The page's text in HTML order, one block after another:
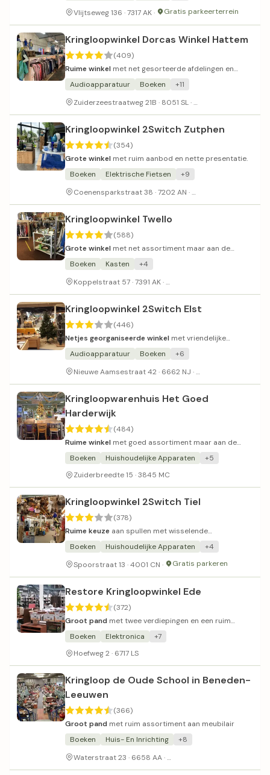
Vlijtseweg 136 · 7317 AK ·
Gratis parkeerterrein
Kringloopwinkel Dorcas Winkel Hattem
(409)
Ruime winkel met net gesorteerde afdelingen en
vriendelijk personeel.
Audioapparatuur Boeken
+11
Zuiderzeestraatweg 21B · 8051 SL ·
Kringloopwinkel 2Switch Zutphen
(354)
Grote winkel met ruim aanbod en nette presentatie.
Boeken
Elektrische Fietsen
+9
Coenensparkstraat 38 · 7202 AN ·
Kringloopwinkel Twello
(588)
Grote winkel met net assortiment maar aan de
prijzige kant.
Boeken Kasten
+4
Koppelstraat 57 · 7391 AK ·
Kringloopwinkel 2Switch Elst
(446)
Netjes georganiseerde winkel met vriendelijke
medewerkers.
Audioapparatuur Boeken
+6
Nieuwe Aamsestraat 42 · 6662 NJ ·
Kringloopwarenhuis Het Goed
Harderwijk
(484)
Ruime winkel met goed assortiment maar aan de
hoge kant qua prijzen.
Boeken Huishoudelijke Apparaten
+5
Zuiderbreedte 15 · 3845 MC
Kringloopwinkel 2Switch Tiel
(378)
Ruime keuze aan spullen met wisselende
prijsstellingen.
Boeken Huishoudelijke Apparaten
+4
Spoorstraat 13 · 4001 CN ·
Gratis parkeren
Restore Kringloopwinkel Ede
(372)
Groot pand met twee verdiepingen en een ruim
aanbod meubels en kleding.
Boeken Elektronica
+7
Hoefweg 2 · 6717 LS
Kringloop de Oude School in Beneden-
Leeuwen
(366)
Groot pand met ruim assortiment aan meubilair
Boeken
Huis- En Inrichting
+8
Waterstraat 23 · 6658 AA ·